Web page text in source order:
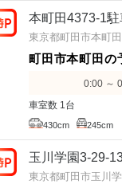
本町田4373-1
東京都町田市本町田
町田市本町田の
0:00 ～
車室数 1台
430cm 245cm
玉川学園3-29-
東京都町田市玉川